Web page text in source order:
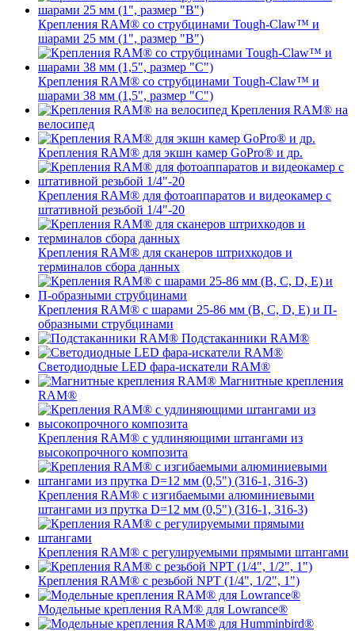
Крепления RAM® со струбцинами Tough-Claw™ и
шарами 25 мм (1", размер "B")
Крепления RAM® со струбцинами Tough-Claw™ и
шарами 38 мм (1,5", размер "C")
Крепления RAM® на
велосипед
Крепления RAM® для экшн камер GoPro® и др.
Крепления RAM® для фотоаппаратов и видеокамер с
штативной резьбой 1/4"-20
Крепления RAM® для сканеров штрихкодов и
терминалов сбора данных
Крепления RAM® с шарами 25-86 мм (B, C, D, E) и П-
образными струбцинами
Подстаканники RAM®
Светодиодные LED фара-искатели RAM®
Магнитные крепления
RAM®
Крепления RAM® с удлиняющими штангами из
высокопрочного композита
Крепления RAM® с изгибаемыми алюминиевыми
штангами из прутка D=12 мм (0,5") (316-1, 316-3)
Крепления RAM® c регулируемыми прямыми штангами
Крепления RAM® с резьбой NPT (1/4", 1/2", 1")
Модельные крепления RAM® для Lowrance®